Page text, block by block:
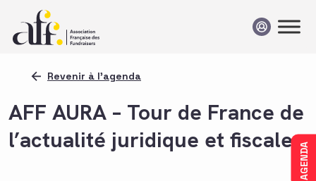
AGENDA
Revenir à l'agenda
AFF AURA – Tour de France de
l’actualité juridique et fiscale